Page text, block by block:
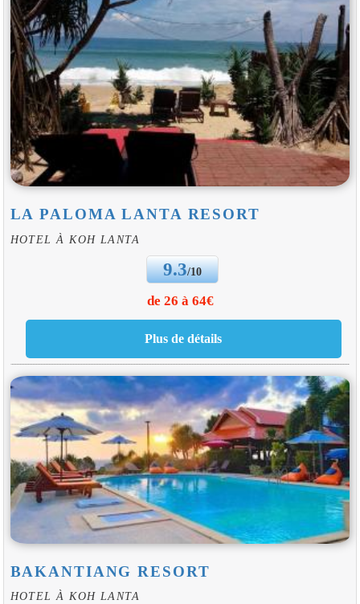
LA PALOMA LANTA RESORT
HOTEL À KOH LANTA
9.3/10
de 26 à 64€
BAKANTIANG RESORT
HOTEL À KOH LANTA